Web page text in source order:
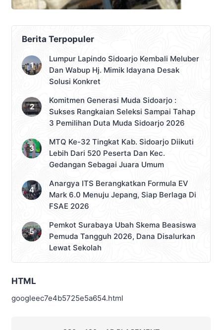
Berita Terpopuler
Lumpur Lapindo Sidoarjo Kembali Meluber
Dan Wabup Hj. Mimik Idayana Desak
Solusi Konkret
Komitmen Generasi Muda Sidoarjo :
Sukses Rangkaian Seleksi Sampai Tahap
3 Pemilihan Duta Muda Sidoarjo 2026
MTQ Ke-32 Tingkat Kab. Sidoarjo Diikuti
Lebih Dari 520 Peserta Dan Kec.
Gedangan Sebagai Juara Umum
Anargya ITS Berangkatkan Formula EV
Mark 6.0 Menuju Jepang, Siap Berlaga Di
FSAE 2026
Pemkot Surabaya Ubah Skema Beasiswa
Pemuda Tangguh 2026, Dana Disalurkan
Lewat Sekolah
HTML
googleec7e4b5725e5a654.html